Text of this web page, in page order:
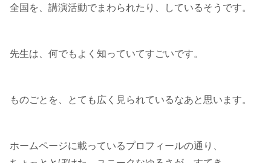
全国を、講演活動でまわられたり、しているそうです。
先生は、何でもよく知っていてすごいです。
ものごとを、とても広く見られているなあと思います。
ホームページに載っているプロフィールの通り、